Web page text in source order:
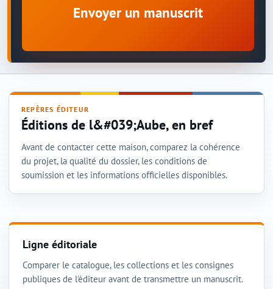
Envoyer un manuscrit
REPÈRES ÉDITEUR
Éditions de l&#039;Aube, en bref
Avant de contacter cette maison, comparez la cohérence
du projet, la qualité du dossier, les conditions de
soumission et les informations officielles disponibles.
Ligne éditoriale
Comparer le catalogue, les collections et les consignes
publiques de l'éditeur avant de transmettre un manuscrit.